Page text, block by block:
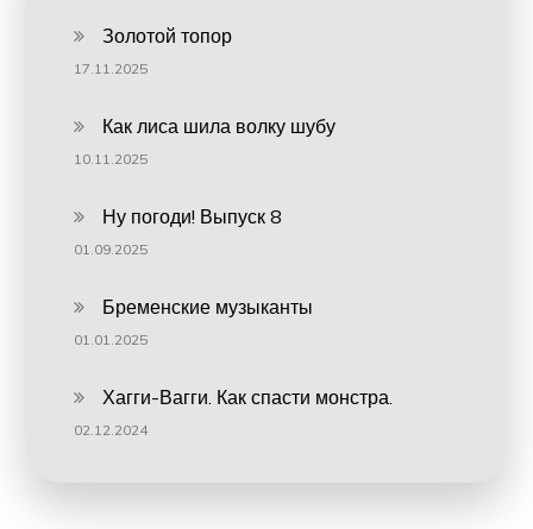
Золотой топор
17.11.2025
Как лиса шила волку шубу
10.11.2025
Ну погоди! Выпуск 8
01.09.2025
Бременские музыканты
01.01.2025
Хагги-Вагги. Как спасти монстра.
02.12.2024